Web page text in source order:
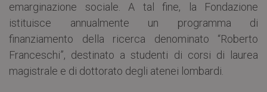
emarginazione sociale. A tal fine, la Fondazione
istituisce annualmente un programma di
finanziamento della ricerca denominato “Roberto
Franceschi”, destinato a studenti di corsi di laurea
magistrale e di dottorato degli atenei lombardi.